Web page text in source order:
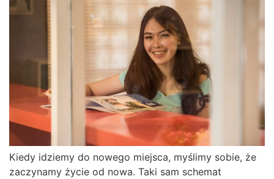
Kiedy idziemy do nowego miejsca, myślimy sobie, że
zaczynamy życie od nowa. Taki sam schemat